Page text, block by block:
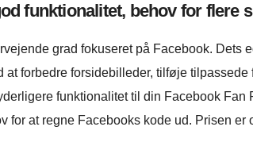
funktionalitet, behov for flere
grad fokuseret på Facebook.
at forbedre forsidebilleder, tilføje
funktionalitet til din Facebook Fan
for at regne Facebooks kode ud. Prisen er